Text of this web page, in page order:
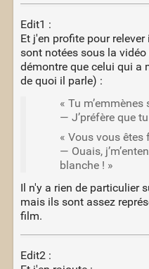
Edit1 :
Et j'en profite pour
sont notées sous la vidéo
démontre que celui qui a
de quoi il parle) :
« Tu
— J’préfère que
« Vous vous êtes
— Ouais,
blanche ! »
Il n'y a rien de particulier
mais ils sont assez
film.
Edit2 :